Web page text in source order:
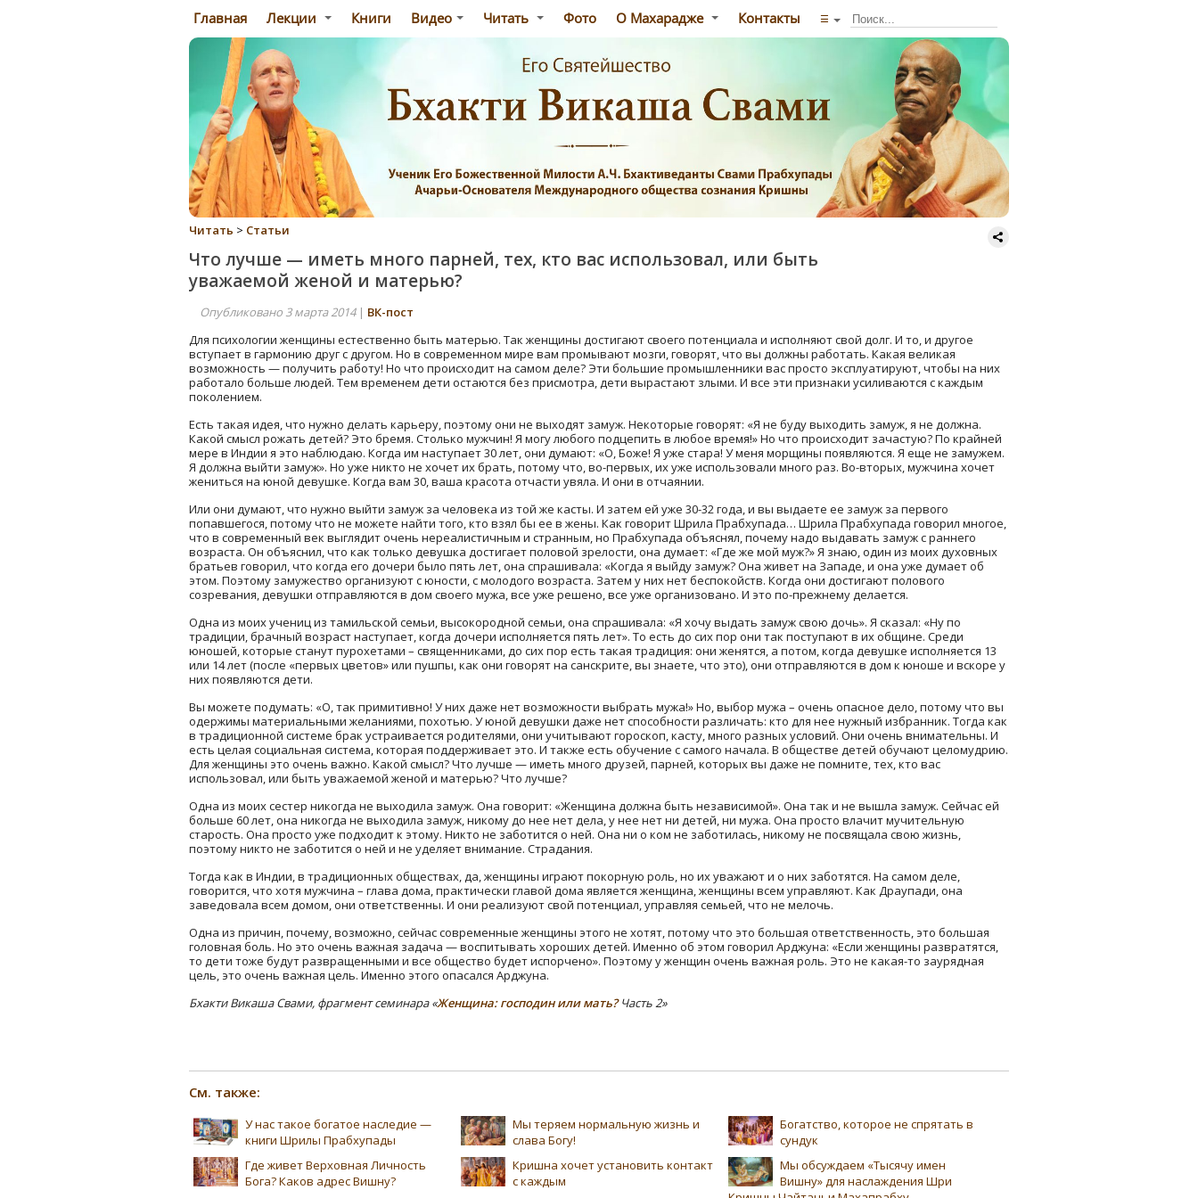
Главная Лекции Книги Видео Читать Фото О Махарадже Контакты ☰
Читать > Статьи
Что лучше — иметь много парней, тех, кто вас использовал, или быть
уважаемой женой и матерью?
Опубликовано 3 марта 2014| ВК-пост
Для психологии женщины естественно быть матерью. Так женщины достигают своего потенциала и исполняют свой долг. И то, и другое
вступает в гармонию друг с другом. Но в современном мире вам промывают мозги, говорят, что вы должны работать. Какая великая
возможность — получить работу! Но что происходит на самом деле? Эти большие промышленники вас просто эксплуатируют, чтобы на них
работало больше людей. Тем временем дети остаются без присмотра, дети вырастают злыми. И все эти признаки усиливаются с каждым
поколением.
Есть такая идея, что нужно делать карьеру, поэтому они не выходят замуж. Некоторые говорят: «Я не буду выходить замуж, я не должна.
Какой смысл рожать детей? Это бремя. Столько мужчин! Я могу любого подцепить в любое время!» Но что происходит зачастую? По крайней
мере в Индии я это наблюдаю. Когда им наступает 30 лет, они думают: «О, Боже! Я уже стара! У меня морщины появляются. Я еще не замужем.
Я должна выйти замуж». Но уже никто не хочет их брать, потому что, во-первых, их уже использовали много раз. Во-вторых, мужчина хочет
жениться на юной девушке. Когда вам 30, ваша красота отчасти увяла. И они в отчаянии.
Или они думают, что нужно выйти замуж за человека из той же касты. И затем ей уже 30-32 года, и вы выдаете ее замуж за первого
попавшегося, потому что не можете найти того, кто взял бы ее в жены. Как говорит Шрила Прабхупада… Шрила Прабхупада говорил многое,
что в современный век выглядит очень нереалистичным и странным, но Прабхупада объяснял, почему надо выдавать замуж с раннего
возраста. Он объяснил, что как только девушка достигает половой зрелости, она думает: «Где же мой муж?» Я знаю, один из моих духовных
братьев говорил, что когда его дочери было пять лет, она спрашивала: «Когда я выйду замуж? Она живет на Западе, и она уже думает об
этом. Поэтому замужество организуют с юности, с молодого возраста. Затем у них нет беспокойств. Когда они достигают полового
созревания, девушки отправляются в дом своего мужа, все уже решено, все уже организовано. И это по-прежнему делается.
Одна из моих учениц из тамильской семьи, высокородной семьи, она спрашивала: «Я хочу выдать замуж свою дочь». Я сказал: «Ну по
традиции, брачный возраст наступает, когда дочери исполняется пять лет». То есть до сих пор они так поступают в их общине. Среди
юношей, которые станут пурохетами – священниками, до сих пор есть такая традиция: они женятся, а потом, когда девушке исполняется 13
или 14 лет (после «первых цветов» или пушпы, как они говорят на санскрите, вы знаете, что это), они отправляются в дом к юноше и вскоре у
них появляются дети.
Вы можете подумать: «О, так примитивно! У них даже нет возможности выбрать мужа!» Но, выбор мужа – очень опасное дело, потому что вы
одержимы материальными желаниями, похотью. У юной девушки даже нет способности различать: кто для нее нужный избранник. Тогда как
в традиционной системе брак устраивается родителями, они учитывают гороскоп, касту, много разных условий. Они очень внимательны. И
есть целая социальная система, которая поддерживает это. И также есть обучение с самого начала. В обществе детей обучают целомудрию.
Для женщины это очень важно. Какой смысл? Что лучше — иметь много друзей, парней, которых вы даже не помните, тех, кто вас
использовал, или быть уважаемой женой и матерью? Что лучше?
Одна из моих сестер никогда не выходила замуж. Она говорит: «Женщина должна быть независимой». Она так и не вышла замуж. Сейчас ей
больше 60 лет, она никогда не выходила замуж, никому до нее нет дела, у нее нет ни детей, ни мужа. Она просто влачит мучительную
старость. Она просто уже подходит к этому. Никто не заботится о ней. Она ни о ком не заботилась, никому не посвящала свою жизнь,
поэтому никто не заботится о ней и не уделяет внимание. Страдания.
Тогда как в Индии, в традиционных обществах, да, женщины играют покорную роль, но их уважают и о них заботятся. На самом деле,
говорится, что хотя мужчина – глава дома, практически главой дома является женщина, женщины всем управляют. Как Драупади, она
заведовала всем домом, они ответственны. И они реализуют свой потенциал, управляя семьей, что не мелочь.
Одна из причин, почему, возможно, сейчас современные женщины этого не хотят, потому что это большая ответственность, это большая
головная боль. Но это очень важная задача — воспитывать хороших детей. Именно об этом говорил Арджуна: «Если женщины развратятся,
то дети тоже будут развращенными и все общество будет испорчено». Поэтому у женщин очень важная роль. Это не какая-то заурядная
цель, это очень важная цель. Именно этого опасался Арджуна.
Бхакти Викаша Свами, фрагмент семинара «Женщина: господин или мать?Часть 2»
См. также:
У нас такое богатое наследие —
книги Шрилы Прабхупады
Мы теряем нормальную жизнь и
слава Богу!
Богатство, которое не спрятать в
сундук
Где живет Верховная Личность
Бога? Каков адрес Вишну?
Кришна хочет установить контакт
с каждым
Мы обсуждаем «Тысячу имен
Вишну» для наслаждения Шри